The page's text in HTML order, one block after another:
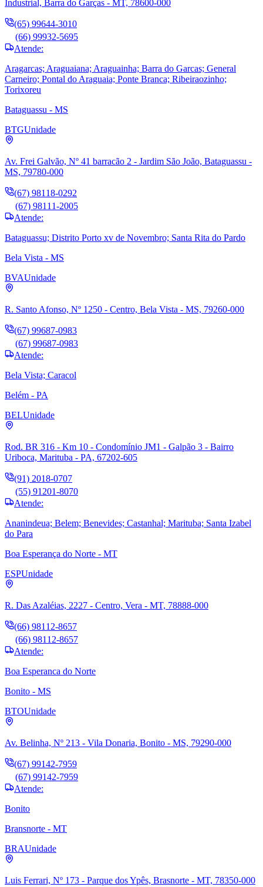
Industrial, Barra do Garças - MT, 78600-000
(65) 99644-3010
(66) 99932-5695
Atende:
Aragarcas; Araguaiana; Araguainha; Barra do Garcas; General
Carneiro; Pontal do Araguaia; Ponte Branca; Ribeiraozinho;
Torixoreu
Bataguassu - MS
BTGUnidade
Av. Frei Galvão, Nº 41 barracão 2 - Jardim São João, Bataguassu -
MS, 79780-000
(67) 98118-0292
(67) 98111-2005
Atende:
Bataguassu; Distrito Porto xv de Novembro; Santa Rita do Pardo
Bela Vista - MS
BVAUnidade
R. Santo Afonso, Nº 1250 - Centro, Bela Vista - MS, 79260-000
(67) 99687-0983
(67) 99687-0983
Atende:
Bela Vista; Caracol
Belém - PA
BELUnidade
Rod. BR 316 - Km 10 - Condomínio JM1 - Galpão 3 - Bairro
Uriboca, Marituba - PA, 67202-605
(91) 2018-0707
(55) 91201-8070
Atende:
Ananindeua; Belem; Benevides; Castanhal; Marituba; Santa Izabel
do Para
Boa Esperança do Norte - MT
ESPUnidade
R. Das Azaléias, 2227 - Centro, Vera - MT, 78888-000
(66) 98112-8657
(66) 98112-8657
Atende:
Boa Esperanca do Norte
Bonito - MS
BTOUnidade
Av. Belinha, Nº 213 - Vila Donaria, Bonito - MS, 79290-000
(67) 99142-7959
(67) 99142-7959
Atende:
Bonito
Bransnorte - MT
BRAUnidade
Luis Ferrari, Nº 173 - Parque dos Ypês, Brasnorte - MT, 78350-000